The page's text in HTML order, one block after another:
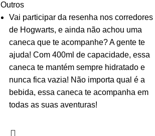
Outros
Vai participar da resenha nos corredores
de Hogwarts, e ainda não achou uma
caneca que te acompanhe? A gente te
ajuda! Com 400ml de capacidade, essa
caneca te mantém sempre hidratado e
nunca fica vazia! Não importa qual é a
bebida, essa caneca te acompanha em
todas as suas aventuras!